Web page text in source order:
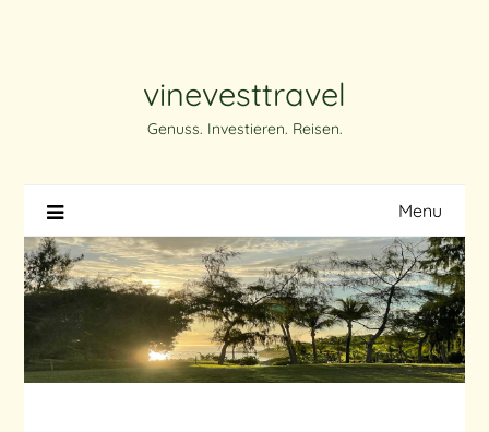
vinevesttravel
Genuss. Investieren. Reisen.
Menu